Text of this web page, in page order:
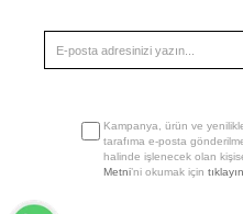
Kampanya, ürün ve
tarafıma e-posta
halinde işlenecek olan
Metni’ni okumak için